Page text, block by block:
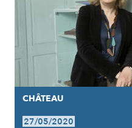
CHÂTEAU
27/05/2020